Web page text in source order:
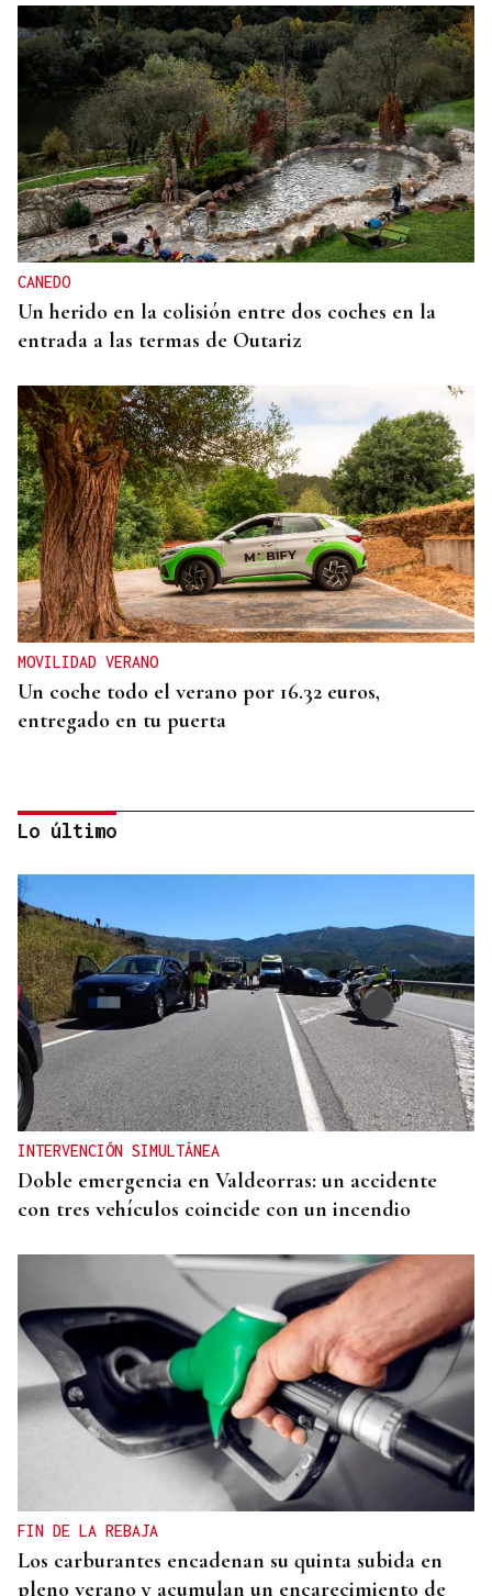
CANEDO
Un herido en la colisión entre dos coches en la
entrada a las termas de Outariz
MOVILIDAD VERANO
Un coche todo el verano por 16.32 euros,
entregado en tu puerta
CONATO EXTINGUIDO
Vídeo | Se desata un incendio forestal en una
cantera de Untes
Lo último
INTERVENCIÓN SIMULTÁNEA
Doble emergencia en Valdeorras: un accidente
con tres vehículos coincide con un incendio
FIN DE LA REBAJA
Los carburantes encadenan su quinta subida en
pleno verano y acumulan un encarecimiento de